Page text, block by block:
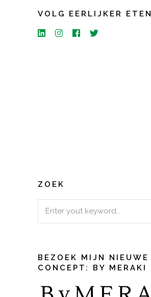
VOLG EERLIJKER ETEN
ZOEK
BEZOEK MIJN NIEUWE
CONCEPT: BY MERAKI